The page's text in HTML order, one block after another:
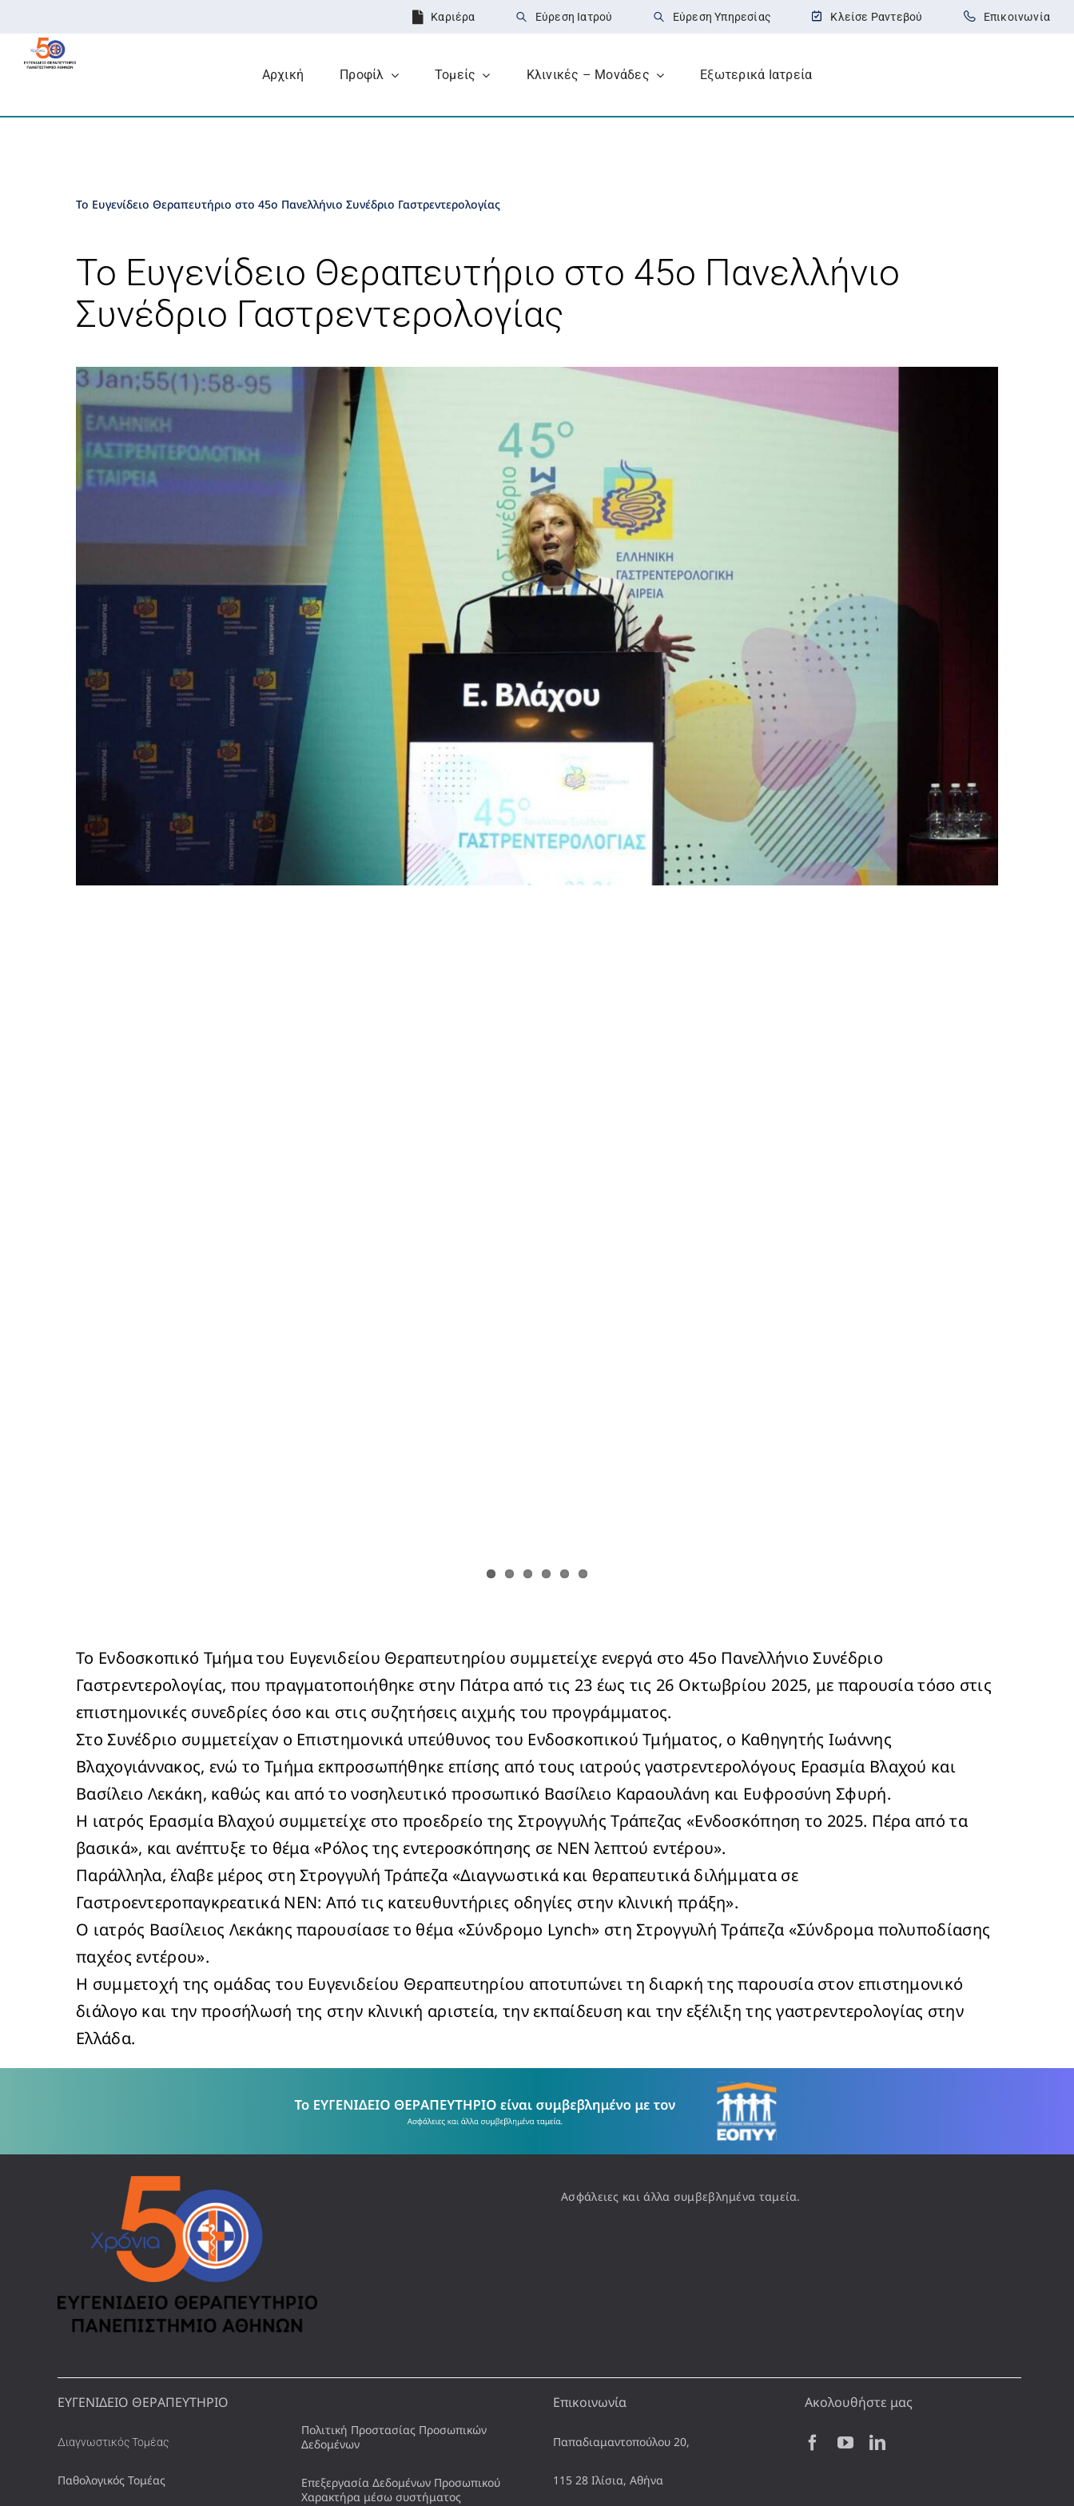
περιεχόμενο
Καριέρα Εύρεση Ιατρού Εύρεση Υπηρεσίας Κλείσε Ραντεβού Επικοινωνία
Αρχική Προφίλ Τομείς Κλινικές – Μονάδες Εξωτερικά Ιατρεία
Το Ευγενίδειο Θεραπευτήριο στο 45ο Πανελλήνιο Συνέδριο Γαστρεντερολογίας
Το Ευγενίδειο Θεραπευτήριο στο 45ο Πανελλήνιο
Συνέδριο Γαστρεντερολογίας
Το Ενδοσκοπικό Τμήμα του Ευγενιδείου Θεραπευτηρίου συμμετείχε ενεργά στο 45ο Πανελλήνιο Συνέδριο
Γαστρεντερολογίας, που πραγματοποιήθηκε στην Πάτρα από τις 23 έως τις 26 Οκτωβρίου 2025, με παρουσία τόσο στις
επιστημονικές συνεδρίες όσο και στις συζητήσεις αιχμής του προγράμματος.
Στο Συνέδριο συμμετείχαν ο Επιστημονικά υπεύθυνος του Ενδοσκοπικού Τμήματος, ο Καθηγητής Ιωάννης
Βλαχογιάννακος, ενώ το Τμήμα εκπροσωπήθηκε επίσης από τους ιατρούς γαστρεντερολόγους Ερασμία Βλαχού και
Βασίλειο Λεκάκη, καθώς και από το νοσηλευτικό προσωπικό Βασίλειο Καραουλάνη και Ευφροσύνη Σφυρή.
Η ιατρός Ερασμία Βλαχού συμμετείχε στο προεδρείο της Στρογγυλής Τράπεζας «Ενδοσκόπηση το 2025. Πέρα από τα
βασικά», και ανέπτυξε το θέμα «Ρόλος της εντεροσκόπησης σε ΝΕΝ λεπτού εντέρου».
Παράλληλα, έλαβε μέρος στη Στρογγυλή Τράπεζα «Διαγνωστικά και θεραπευτικά διλήμματα σε
Γαστροεντεροπαγκρεατικά ΝΕΝ: Από τις κατευθυντήριες οδηγίες στην κλινική πράξη».
Ο ιατρός Βασίλειος Λεκάκης παρουσίασε το θέμα «Σύνδρομο Lynch» στη Στρογγυλή Τράπεζα «Σύνδρομα πολυποδίασης
παχέος εντέρου».
Η συμμετοχή της ομάδας του Ευγενιδείου Θεραπευτηρίου αποτυπώνει τη διαρκή της παρουσία στον επιστημονικό
διάλογο και την προσήλωσή της στην κλινική αριστεία, την εκπαίδευση και την εξέλιξη της γαστρεντερολογίας στην
Ελλάδα.
Ασφάλειες και άλλα συμβεβλημένα ταμεία.
ΕΥΓΕΝΙΔΕΙΟ ΘΕΡΑΠΕΥΤΗΡΙΟ
Διαγνωστικός Τομέας
Παθολογικός Τομέας
Πολιτική Προστασίας Προσωπικών
Δεδομένων
Επεξεργασία Δεδομένων Προσωπικού
Χαρακτήρα μέσω συστήματος
Επικοινωνία
Παπαδιαμαντοπούλου 20,
115 28 Ιλίσια, Αθήνα
Ακολουθήστε μας